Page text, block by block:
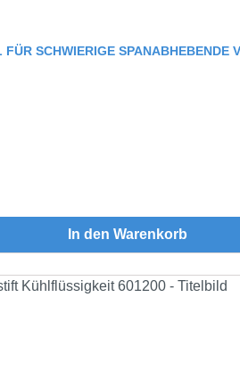
SCHWIERIGE SPANABHEBENDE
In den Warenkorb